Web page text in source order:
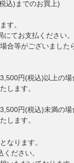
込)までのお買上)
す。
てお支払ください。
合等がございました
円(税込)以上の場
します。
円(税込)未満の場
します。
なります。
ださい。